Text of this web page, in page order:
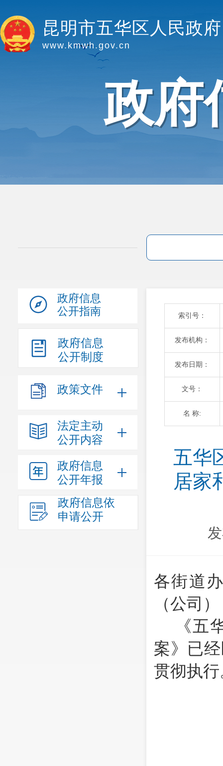
昆明市五华区人民政府
www.kmwh.gov.cn
政府
政府信息
公开指南
政府信息
公开制度
政策文件
法定主动
公开内容
政府信息
公开年报
政府信息依
申请公开
索引号：
发布机构：
发布日期：
文号：
名 称:
五华
居家
各街道
（公司
《五
案》已
贯彻执